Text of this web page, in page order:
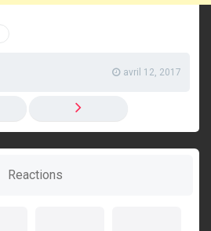
avril 12, 2017
Reactions